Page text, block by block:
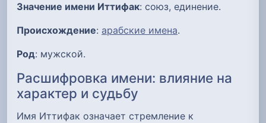
Значение имени Иттифак: союз, единение.
Происхождение: арабские имена.
Род: мужской.
Расшифровка имени: влияние на
характер и судьбу
Имя Иттифак означает стремление к